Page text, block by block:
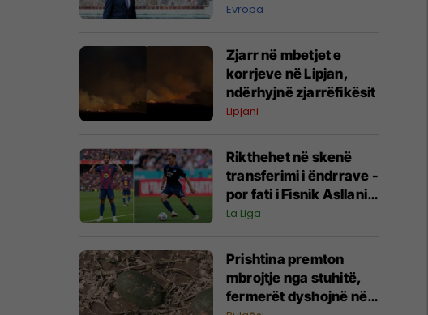
Evropa
Zjarr në mbetjet e
korrjeve në Lipjan,
ndërhyjnë zjarrëfikësit
Lipjani
Rikthehet në skenë
transferimi i ëndrrave -
por fati i Fisnik Asllanit
vazhdon të varet nga
La Liga
Prishtina premton
mbrojtje nga stuhitë,
fermerët dyshojnë në